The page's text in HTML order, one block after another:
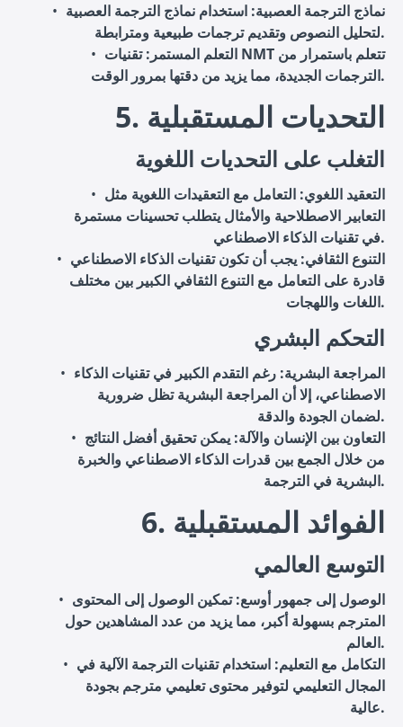
نماذج الترجمة العصبية: استخدام نماذج الترجمة العصبية
لتحليل النصوص وتقديم ترجمات طبيعية ومترابطة.
التعلم المستمر : تقنيات NMT تتعلم باستمرار من
الترجمات الجديدة، مما يزيد من دقتها بمرور الوقت.
5. التحديات المستقبلية
التغلب على التحديات اللغوية
التعقيد اللغوي: التعامل مع التعقيدات اللغوية مثل
التعابير الاصطلاحية والأمثال يتطلب تحسينات مستمرة
في تقنيات الذكاء الاصطناعي.
التنوع الثقافي: يجب أن تكون تقنيات الذكاء الاصطناعي
قادرة على التعامل مع التنوع الثقافي الكبير بين مختلف
اللغات واللهجات.
التحكم البشري
المراجعة البشرية: رغم التقدم الكبير في تقنيات الذكاء
الاصطناعي، إلا أن المراجعة البشرية تظل ضرورية
لضمان الجودة والدقة.
التعاون بين الإنسان والآلة: يمكن تحقيق أفضل النتائج
من خلال الجمع بين قدرات الذكاء الاصطناعي والخبرة
البشرية في الترجمة.
6. الفوائد المستقبلية
التوسع العالمي
الوصول إلى جمهور أوسع: تمكين الوصول إلى المحتوى
المترجم بسهولة أكبر، مما يزيد من عدد المشاهدين حول
العالم.
التكامل مع التعليم: استخدام تقنيات الترجمة الآلية في
المجال التعليمي لتوفير محتوى تعليمي مترجم بجودة
عالية.